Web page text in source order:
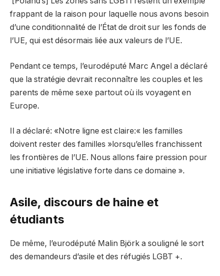
frappant de la raison pour laquelle nous avons besoin
d’une conditionnalité de l’État de droit sur les fonds de
l’UE, qui est désormais liée aux valeurs de l’UE.
Pendant ce temps, l’eurodéputé Marc Angel a déclaré
que la stratégie devrait reconnaître les couples et les
parents de même sexe partout où ils voyagent en
Europe.
Il a déclaré: «Notre ligne est claire:« les familles
doivent rester des familles »lorsqu’elles franchissent
les frontières de l’UE. Nous allons faire pression pour
une initiative législative forte dans ce domaine ».
Asile, discours de haine et
étudiants
De même, l’eurodéputé Malin Björk a souligné le sort
des demandeurs d’asile et des réfugiés LGBT +.